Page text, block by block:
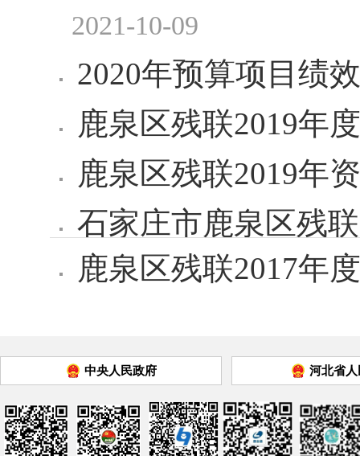
2021-10-09
2020年预算项目绩
鹿泉区残联2019年
鹿泉区残联2019年
石家庄市鹿泉区残
鹿泉区残联2017年